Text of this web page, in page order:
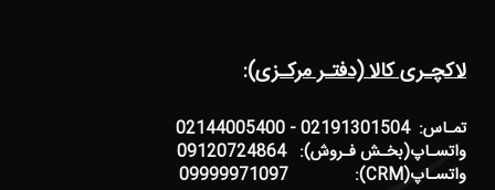
لاکچـری کالا (دفتـر مرکـزی):
تمـاس: 02191301504 - 02144005400
واتسـاپ(بخـش فـروش): 09120724864
واتسـاپ(CRM): 09999971097